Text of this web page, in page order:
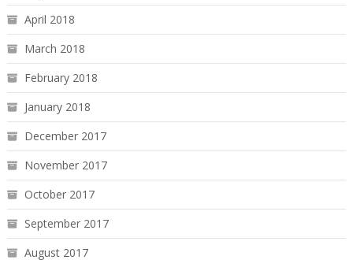
April 2018
March 2018
February 2018
January 2018
December 2017
November 2017
October 2017
September 2017
August 2017